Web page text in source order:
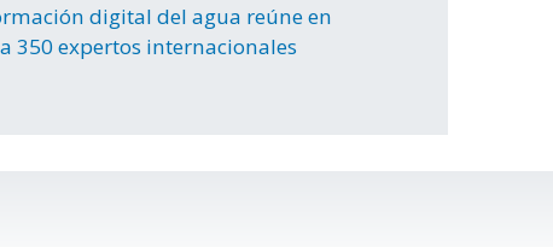
digital del agua reúne en
350 expertos internacionales